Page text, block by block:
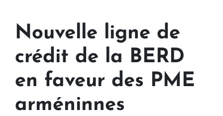
Nouvelle ligne de
crédit de la BERD
en faveur des PME
arméninnes